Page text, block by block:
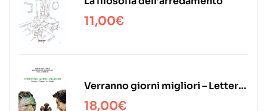
11,00€
Verranno giorni migliori – Lettere
a Vincent van Gogh
18,00€